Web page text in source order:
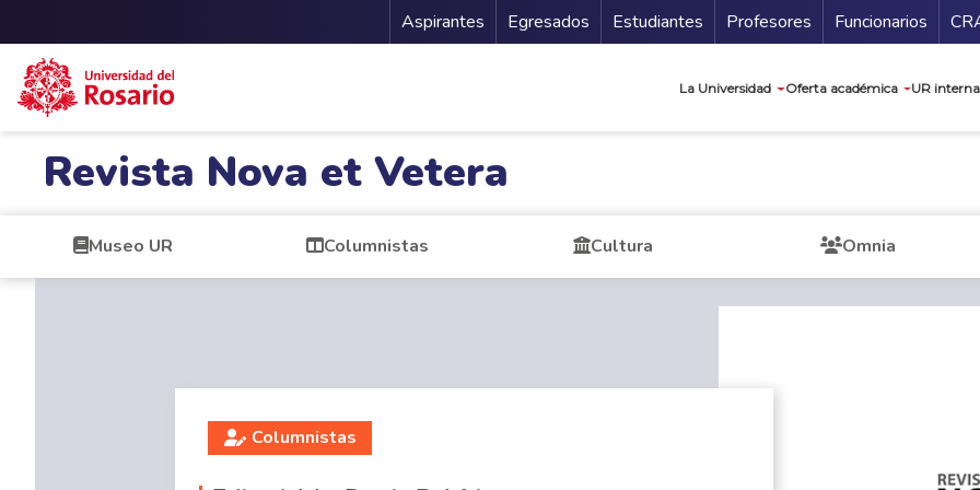
Menu Secundario
Aspirantes Egresados Estudiantes Profesores Funcionarios
La Universidad Oferta académica UR
Revista Nova et Vetera
Museo UR Columnistas Cultura Omnia
Columnistas